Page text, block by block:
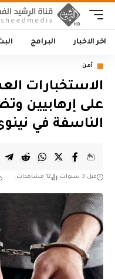
اخر الاخبار البرامج
أمن
الاستخبارات
على إرهابيين
الناسفة في
قبل 3 سنوات 12 مشاهدات